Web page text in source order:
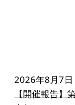
2026年8月7日
【開催報告】